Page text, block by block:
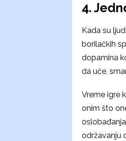
4.
Kada su
borilačkih
dopamina
da uče,
Vreme igre
onim što
održavanju